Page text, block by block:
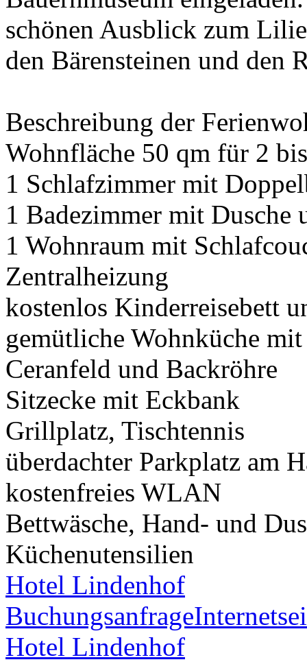
schönen Ausblick zum
den Bärensteinen und den
Beschreibung der
Wohnfläche 50 qm für 2
1 Schlafzimmer mit
1 Badezimmer mit Dusche
1 Wohnraum mit
Zentralheizung
kostenlos Kinderreisebett
gemütliche Wohnküche
Ceranfeld und Backröhre
Sitzecke mit Eckbank
Grillplatz, Tischtennis
überdachter Parkplatz am
kostenfreies WLAN
Bettwäsche, Hand- und
Küchenutensilien
Hotel Lindenhof
Buchungsanfrage
Hotel Lindenhof